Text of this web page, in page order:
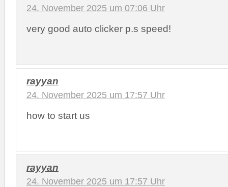
24. November 2025 um 07:06 Uhr
very good auto clicker p.s speed!
rayyan
24. November 2025 um 17:57 Uhr
how to start us
rayyan
24. November 2025 um 17:57 Uhr